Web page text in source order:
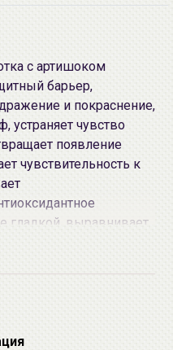
с артишоком
барьер,
и покраснение,
устраняет чувство
появление
чувствительность к
гладкой, выравнивает
обновлению клеток,
C